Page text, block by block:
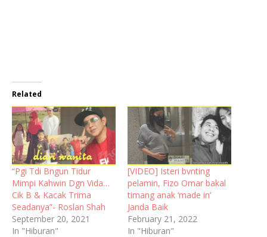
Related
“Pgi Tdi Bngun Tidur
Mimpi Kahwin Dgn Vida…
Cik B & Kacak Trima
Seadanya”- Roslan Shah
September 20, 2021
In "Hiburan"
[VIDEO] Isteri bvnting
pelamin, Fizo Omar bakal
timang anak ‘made in’
Janda Baik
February 21, 2022
In "Hiburan"